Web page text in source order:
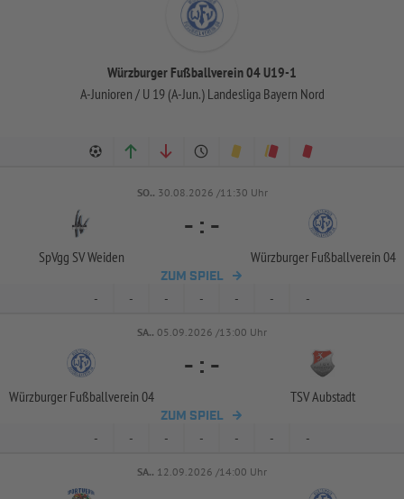
Würzburger Fußballverein 04 U19-1
A-Junioren / U 19 (A-Jun.) Landesliga Bayern Nord
SO.. 30.08.2026 /11:30 Uhr
SpVgg SV Weiden
- : -
Würzburger Fußballverein 04
ZUM SPIEL
- - - - - - -
SA.. 05.09.2026 /13:00 Uhr
Würzburger Fußballverein 04
- : -
TSV Aubstadt
ZUM SPIEL
- - - - - - -
SA.. 12.09.2026 /14:00 Uhr